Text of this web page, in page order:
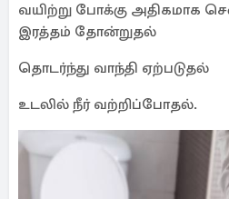
வயிற்று போக்கு அதிகமாக
இரத்தம் தோன்றுதல்
தொடர்ந்து வாந்தி ஏற்படுதல்
உடலில் நீர் வற்றிப்போதல்.